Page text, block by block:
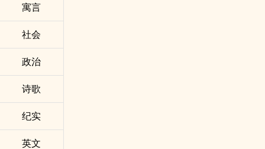
寓言
社会
政治
诗歌
纪实
英文